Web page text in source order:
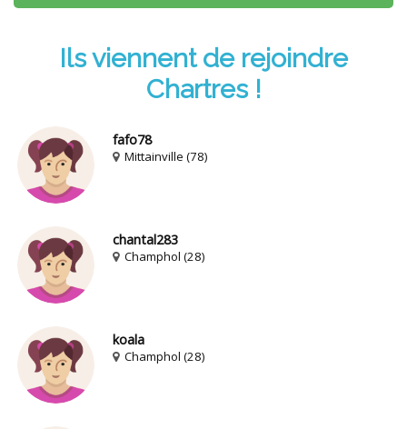
Ils viennent de rejoindre
Chartres !
fafo78
Mittainville (78)
chantal283
Champhol (28)
koala
Champhol (28)